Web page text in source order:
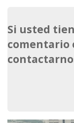
Si usted
comentario